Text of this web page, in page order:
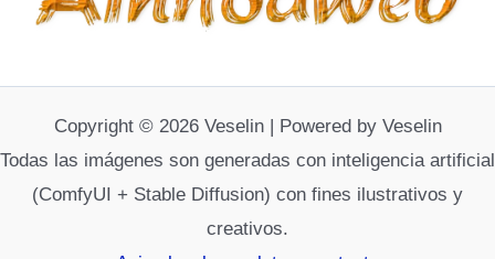
Copyright © 2026 Veselin | Powered by Veselin
Todas las imágenes son generadas con inteligencia artificial
(ComfyUI + Stable Diffusion) con fines ilustrativos y
creativos.